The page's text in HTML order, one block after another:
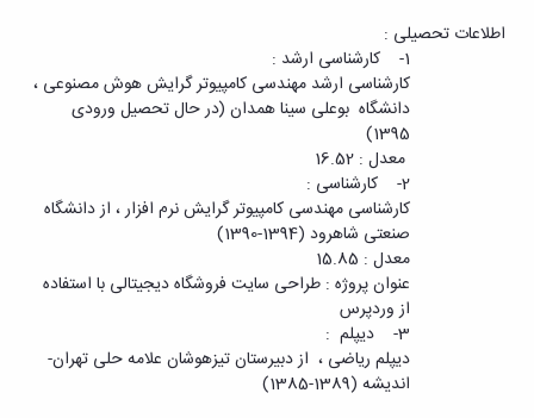
اطلاعات تحصیلی :
1- کارشناسی ارشد :
کارشناسی ارشد مهندسی کامپیوتر گرایش هوش مصنوعی ،
دانشگاه بوعلی سینا همدان (در حال تحصیل ورودی
1395)
معدل : 16.52
2- کارشناسی :
کارشناسی مهندسی کامپیوتر گرایش نرم افزار ، از دانشگاه
صنعتی شاهرود (1394-1390)
معدل : 15.85
عنوان پروژه : طراحی سایت فروشگاه دیجیتالی با استفاده
از وردپرس
3- دیپلم :
دیپلم ریاضی ، از دبیرستان تیزهوشان علامه حلی تهران-
اندیشه (1389-1385)